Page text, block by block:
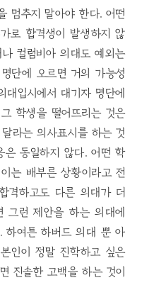
멈추지 말아야 한다. 어떤
로 합격생이 발생하지 않
컬럼비아 의대도 예외는
단에 오르면 거의 가능성
입시에서 대기자 명단에
학생을 떨어뜨리는 것은
라는 의사표시를 하는 것
은 동일하지 않다. 어떤 학
는 배부른 상황이라고 전
격하고도 다른 의대가 더
그런 제안을 하는 의대에
하여튼 하버드 의대 뿐 아
인이 정말 진학하고 싶은
진솔한 고백을 하는 것이